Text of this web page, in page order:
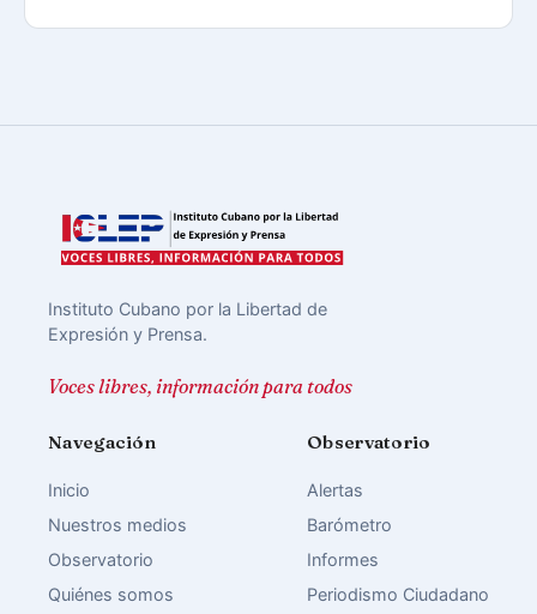
Instituto Cubano por la Libertad de
Expresión y Prensa.
Voces libres, información para todos
Navegación
Inicio
Nuestros medios
Observatorio
Quiénes somos
Observatorio
Alertas
Barómetro
Informes
Periodismo Ciudadano